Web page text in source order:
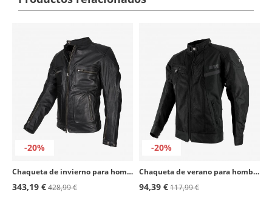
-20%
Chaqueta de invierno para hombre By City Le Mans II Negro
343,19 €428,99 €
-20%
Chaqueta de verano para hombre By City Summer Route negro
94,39 €117,99 €